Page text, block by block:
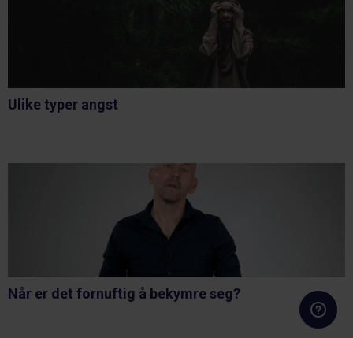
Ulike typer angst
Når er det fornuftig å bekymre seg?